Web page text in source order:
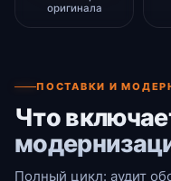
оригинала
ПОСТАВКИ И
Что
Полный цикл: аудит